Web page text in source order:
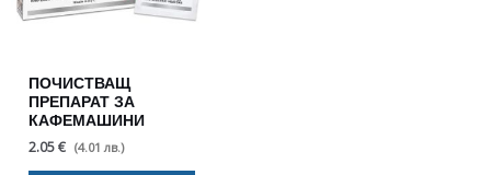
ПОЧИСТВАЩ
ПРЕПАРАТ ЗА
КАФЕМАШИНИ
2.05 € (4.01 лв.)